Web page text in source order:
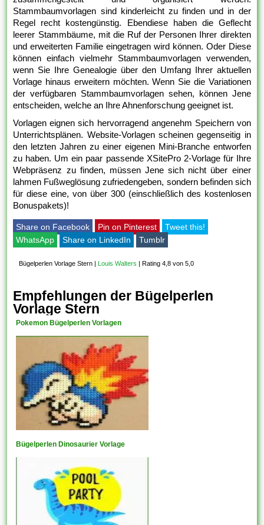
Stammbaumvorlagen sind kinderleicht zu finden und in der
Regel recht kostengünstig. Ebendiese haben die Geflecht
leerer Stammbäume, mit die Ruf der Personen Ihrer direkten
und erweiterten Familie eingetragen wird können. Oder Diese
können einfach vielmehr Stammbaumvorlagen verwenden,
wenn Sie Ihre Genealogie über den Umfang Ihrer aktuellen
Vorlage hinaus erweitern möchten. Wenn Sie die Variationen
der verfügbaren Stammbaumvorlagen sehen, können Jene
entscheiden, welche an Ihre Ahnenforschung geeignet ist.
Vorlagen eignen sich hervorragend angenehm Speichern von
Unterrichtsplänen. Website-Vorlagen scheinen gegenseitig in
den letzten Jahren zu einer eigenen Mini-Branche entworfen
zu haben. Um ein paar passende XSitePro 2-Vorlage für Ihre
Webpräsenz zu finden, müssen Jene sich nicht über einer
lahmen Fußweglösung zufriedengeben, sondern befinden sich
für diese eine, von über 300 (einschließlich des kostenlosen
Bonuspakets)!
Share on Facebook Pin on Pinterest
Tweet this!
WhatsApp
Share on LinkedIn Tumblr
Bügelperlen Vorlage Stern | Louis Walters |Rating 4,8 von 5,0
Empfehlungen der Bügelperlen
Vorlage Stern
Pokemon Bügelperlen Vorlagen
Bügelperlen Dinosaurier Vorlage